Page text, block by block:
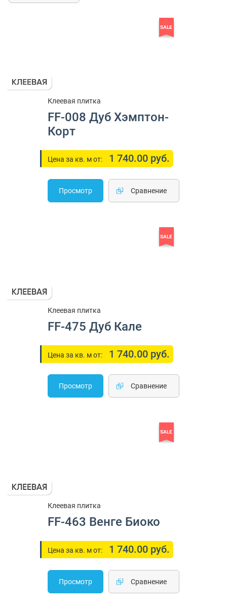
SALE
Клеевая плитка
FF-008 Дуб Хэмптон-
Корт
Цена за кв. м от: 1 740.00 руб.
Просмотр Cравнение
SALE
Клеевая плитка
FF-475 Дуб Кале
Цена за кв. м от: 1 740.00 руб.
Просмотр Cравнение
SALE
Клеевая плитка
FF-463 Венге Биоко
Цена за кв. м от: 1 740.00 руб.
Просмотр Cравнение